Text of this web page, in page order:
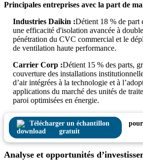
Principales entreprises avec la part de
Industries Daikin :Détient 18 % de part
une efficacité d'isolation avancée à
pénétration du CVC commercial et le
de ventilation haute performance.
Carrier Corp :Détient 15 % des parts,
couverture des installations
d’air intégrées à la technologie et à
applications du marché des unités de
paroi optimisées en énergie.
Télécharger un échantillon
gratuit
Analyse et opportunités